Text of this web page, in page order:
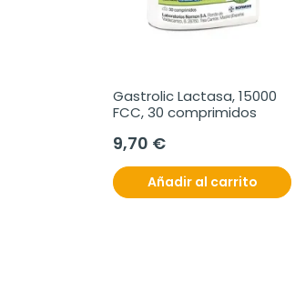
Gastrolic Lactasa, 15000
FCC, 30 comprimidos
9,70 €
Añadir al carrito